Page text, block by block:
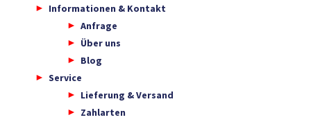
Informationen & Kontakt
Anfrage
Über uns
Blog
Service
Lieferung & Versand
Zahlarten